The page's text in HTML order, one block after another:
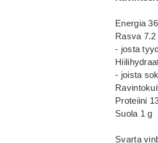
Energia
Rasva 7.2
- josta
- joista
Proteiini
Suola 1 g
Svarta